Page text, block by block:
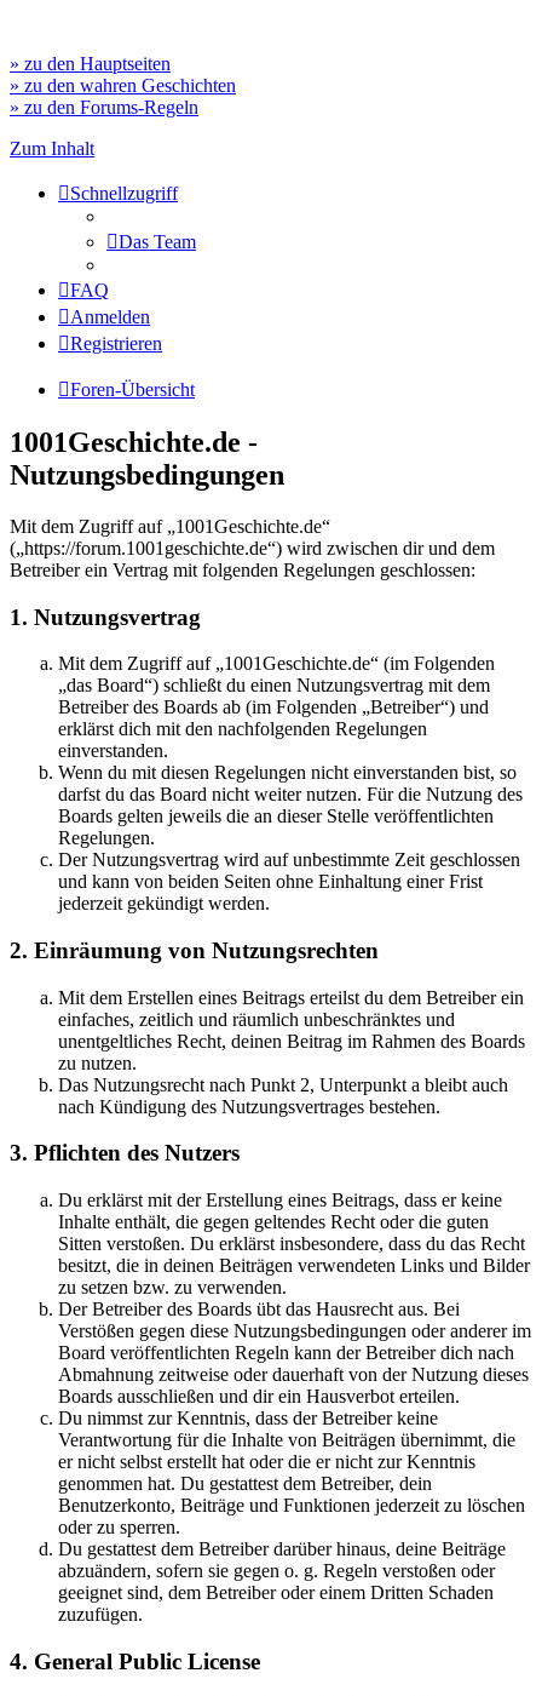
» zu den Hauptseiten
» zu den wahren Geschichten
» zu den Forums-Regeln
Zum Inhalt
Schnellzugriff
Das Team
FAQ
Anmelden
Registrieren
Foren-Übersicht
1001Geschichte.de -
Nutzungsbedingungen
Mit dem Zugriff auf „1001Geschichte.de“
(„https://forum.1001geschichte.de“) wird zwischen dir und dem
Betreiber ein Vertrag mit folgenden Regelungen geschlossen:
1. Nutzungsvertrag
Mit dem Zugriff auf „1001Geschichte.de“ (im Folgenden
„das Board“) schließt du einen Nutzungsvertrag mit dem
Betreiber des Boards ab (im Folgenden „Betreiber“) und
erklärst dich mit den nachfolgenden Regelungen
einverstanden.
Wenn du mit diesen Regelungen nicht einverstanden bist, so
darfst du das Board nicht weiter nutzen. Für die Nutzung des
Boards gelten jeweils die an dieser Stelle veröffentlichten
Regelungen.
Der Nutzungsvertrag wird auf unbestimmte Zeit geschlossen
und kann von beiden Seiten ohne Einhaltung einer Frist
jederzeit gekündigt werden.
2. Einräumung von Nutzungsrechten
Mit dem Erstellen eines Beitrags erteilst du dem Betreiber ein
einfaches, zeitlich und räumlich unbeschränktes und
unentgeltliches Recht, deinen Beitrag im Rahmen des Boards
zu nutzen.
Das Nutzungsrecht nach Punkt 2, Unterpunkt a bleibt auch
nach Kündigung des Nutzungsvertrages bestehen.
3. Pflichten des Nutzers
Du erklärst mit der Erstellung eines Beitrags, dass er keine
Inhalte enthält, die gegen geltendes Recht oder die guten
Sitten verstoßen. Du erklärst insbesondere, dass du das Recht
besitzt, die in deinen Beiträgen verwendeten Links und Bilder
zu setzen bzw. zu verwenden.
Der Betreiber des Boards übt das Hausrecht aus. Bei
Verstößen gegen diese Nutzungsbedingungen oder anderer im
Board veröffentlichten Regeln kann der Betreiber dich nach
Abmahnung zeitweise oder dauerhaft von der Nutzung dieses
Boards ausschließen und dir ein Hausverbot erteilen.
Du nimmst zur Kenntnis, dass der Betreiber keine
Verantwortung für die Inhalte von Beiträgen übernimmt, die
er nicht selbst erstellt hat oder die er nicht zur Kenntnis
genommen hat. Du gestattest dem Betreiber, dein
Benutzerkonto, Beiträge und Funktionen jederzeit zu löschen
oder zu sperren.
Du gestattest dem Betreiber darüber hinaus, deine Beiträge
abzuändern, sofern sie gegen o. g. Regeln verstoßen oder
geeignet sind, dem Betreiber oder einem Dritten Schaden
zuzufügen.
4. General Public License